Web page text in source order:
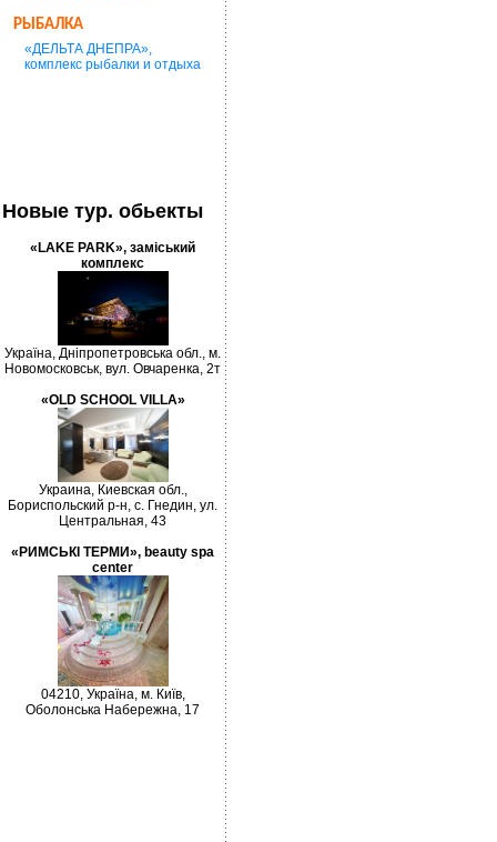
РЫБАЛКА
«ДЕЛЬТА ДНЕПРА»,
комплекс рыбалки и отдыха
Новые тур. обьекты
«LAKE PARK», заміський
комплекс
Україна, Дніпропетровська обл., м.
Новомосковськ, вул. Овчаренка, 2т
«OLD SCHOOL VILLA»
Украина, Киевская обл.,
Бориспольский р-н, с. Гнедин, ул.
Центральная, 43
«РИМСЬКІ ТЕРМИ», beauty spa
center
04210, Україна, м. Київ,
Оболонська Набережна, 17